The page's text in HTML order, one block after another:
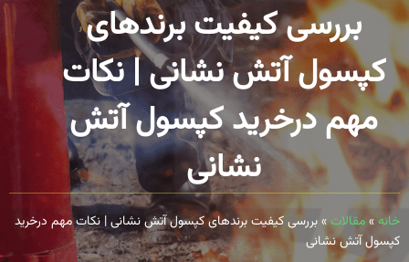
بررسی کیفیت برندهای
کپسول آتش نشانی | نکات
مهم درخرید کپسول آتش
نشانی
خانه»مقالات»بررسی کیفیت برندهای کپسول آتش نشانی | نکات مهم درخرید
کپسول آتش نشانی